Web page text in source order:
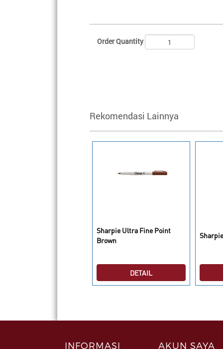
Order Quantity
Rekomendasi Lainnya
Sharpie Ultra Fine Point
Brown
DETAIL
INFORMASI AKUN SAYA